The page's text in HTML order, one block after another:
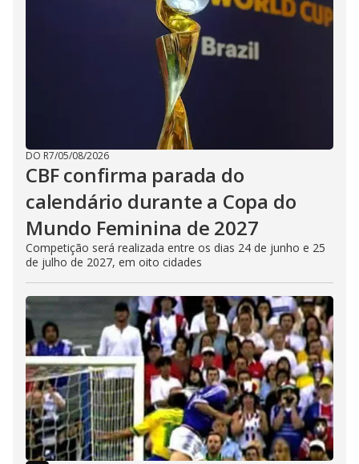
DO R7/05/08/2026
CBF confirma parada do
calendário durante a Copa do
Mundo Feminina de 2027
Competição será realizada entre os dias 24 de junho e 25
de julho de 2027, em oito cidades